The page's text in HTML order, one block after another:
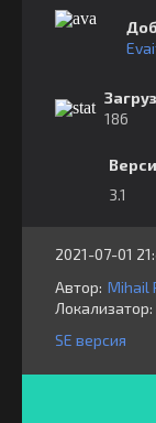
186
3.1
2021-07-01
Автор:
Локализатор:
SE версия